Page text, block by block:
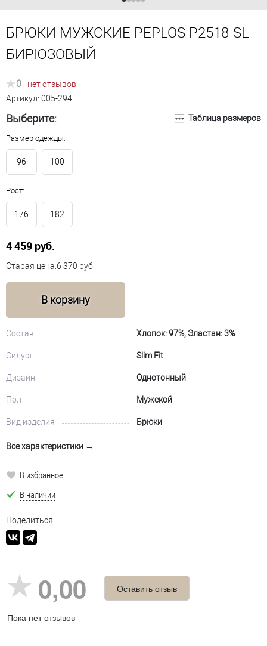
БРЮКИ МУЖСКИЕ PEPLOS P2518-SL
БИРЮЗОВЫЙ
0
нет отзывов
Артикул: 005-294
Выберите: Таблица размеров
Размер одежды:
96 100
Рост:
176 182
4 459 руб.
Старая цена:6 370 руб.
В корзину
Состав Хлопок: 97%, Эластан: 3%
Силуэт Slim Fit
Дизайн Однотонный
Пол Мужской
Вид изделия Брюки
Все характеристики →
В избранное
В наличии
Поделиться
0,00
Пока нет отзывов
Оставить отзыв